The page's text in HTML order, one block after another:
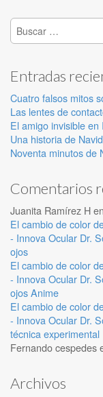
Buscar:
Entradas
Cuatro falsos mitos
Las lentes de
El amigo invisible
Una historia de
Noventa minutos de
Comentarios
Juanita Ramírez Hen
El cambio de color
- Innova Ocular Dr.
ojos
El cambio de color
- Innova Ocular Dr.
ojos Anime
El cambio de color
- Innova Ocular Dr.
técnica experimental
Fernando cespedes
Archivos